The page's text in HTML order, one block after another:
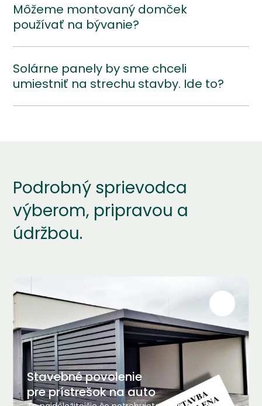
Môžeme montovaný domček
používať na bývanie?
Solárne panely by sme chceli
umiestniť na strechu stavby. Ide to?
Podrobný sprievodca
výberom, pripravou a
údržbou.
Stavebné povolenie
pre prístrešok na auto